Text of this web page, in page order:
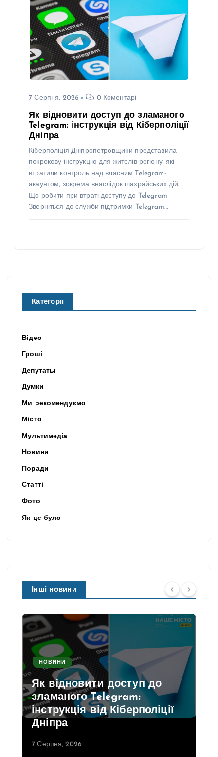
7 Серпня, 2026 0 Коментарі
Як відновити доступ до зламаного
Telegram: інструкція від Кіберполіції
Дніпра
Кіберполіція Дніпропетровщини представила
покрокову інструкцію для жителів регіону, які
втратили контроль над власним Telegram-
акаунтом, зокрема внаслідок шахрайських дій.
Що робити при втраті доступу до Telegram
Зверніться до служби підтримки Telegram…
Категорії
Відео
Гроші
Депутаты
Думки
Ми рекомендуємо
Місто
Мультимедіа
Новини
Поради
Статті
Фото
Як це було
Інші новини
НОВИНИ
Як відновити доступ до
зламаного Telegram:
інструкція від Кіберполіції
Дніпра
7 Серпня, 2026